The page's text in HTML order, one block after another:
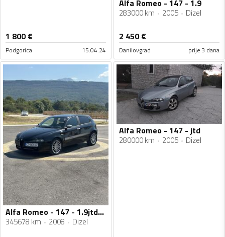
1 800€
Podgorica 15.04.24
Alfa Romeo - 147 - 1.9
283000 km 2005 Dizel
2 450€
Danilovgrad prije 3 dana
Alfa Romeo - 147 - 1.9jtdm 110kw
345678 km 2008 Dizel
Alfa Romeo - 147 - jtd
280000 km 2005 Dizel